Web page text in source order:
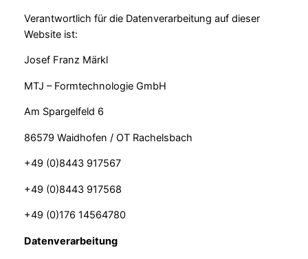
Verantwortlich für die Datenverarbeitung auf dieser
Website ist:
Josef Franz Märkl
MTJ – Formtechnologie GmbH
Am Spargelfeld 6
86579 Waidhofen / OT Rachelsbach
+49 (0)8443 917567
+49 (0)8443 917568
+49 (0)176 14564780
Datenverarbeitung